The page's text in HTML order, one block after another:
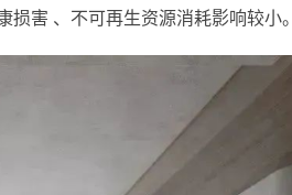
害 、不可再生资源消耗影响较小。